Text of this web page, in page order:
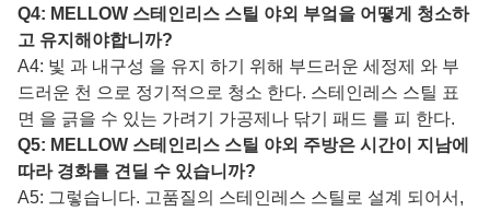
Q4: MELLOW 스테인리스 스틸 야외 부엌을 어떻게 청소하
고 유지해야합니까?
A4: 빛 과 내구성 을 유지 하기 위해 부드러운 세정제 와 부
드러운 천 으로 정기적으로 청소 한다. 스테인레스 스틸 표
면 을 긁을 수 있는 가려기 가공제나 닦기 패드 를 피 한다.
Q5: MELLOW 스테인리스 스틸 야외 주방은 시간이 지남에
따라 경화를 견딜 수 있습니까?
A5: 그렇습니다. 고품질의 스테인레스 스틸로 설계 되어서,